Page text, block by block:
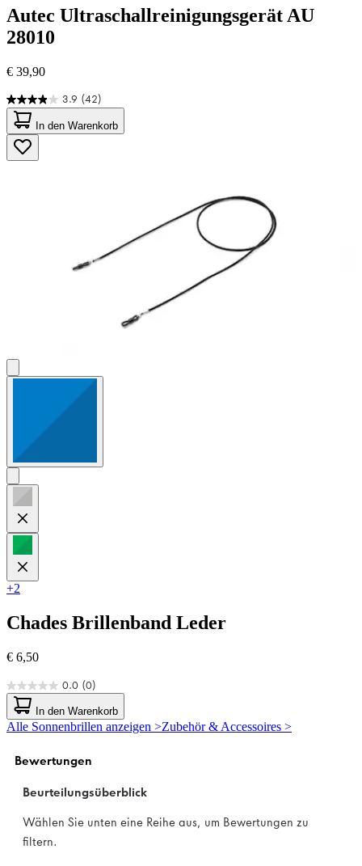
Autec Ultraschallreinigungsgerät AU
28010
€ 39,90
3.9 (42)
3.9
von
5
Sternen.
42
In den Warenkorb
+2
Chades Brillenband Leder
€ 6,50
0.0 (0)
0.0
von
5
Sternen.
In den Warenkorb
Alle Sonnenbrillen anzeigen >Zubehör & Accessoires >